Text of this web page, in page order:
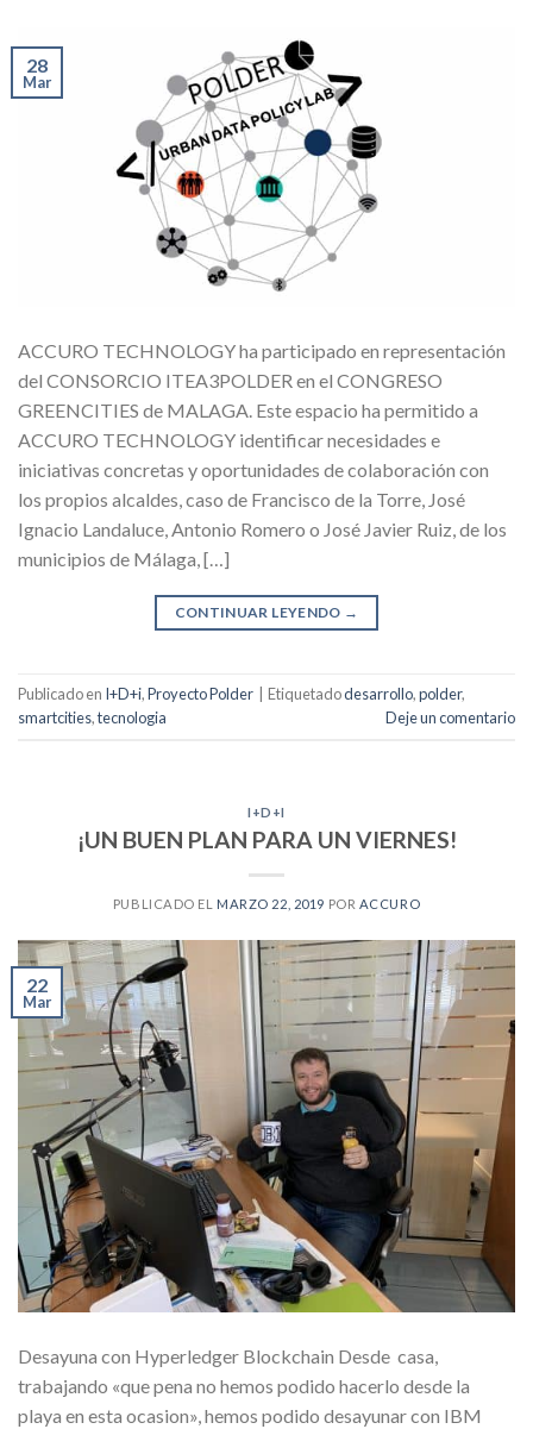
28
Mar
ACCURO TECHNOLOGY ha participado en representación
del CONSORCIO ITEA3POLDER en el CONGRESO
GREENCITIES de MALAGA. Este espacio ha permitido a
ACCURO TECHNOLOGY identificar necesidades e
iniciativas concretas y oportunidades de colaboración con
los propios alcaldes, caso de Francisco de la Torre, José
Ignacio Landaluce, Antonio Romero o José Javier Ruiz, de los
municipios de Málaga, […]
CONTINUAR LEYENDO →
Publicado en I+D+i,Proyecto Polder Etiquetadodesarrollo,polder,
smartcities,tecnologia Deje un comentario
I+D+I
¡UN BUEN PLAN PARA UN VIERNES!
PUBLICADO EL MARZO 22, 2019 POR ACCURO
22
Mar
Desayuna con Hyperledger Blockchain Desde casa,
trabajando «que pena no hemos podido hacerlo desde la
playa en esta ocasion», hemos podido desayunar con IBM